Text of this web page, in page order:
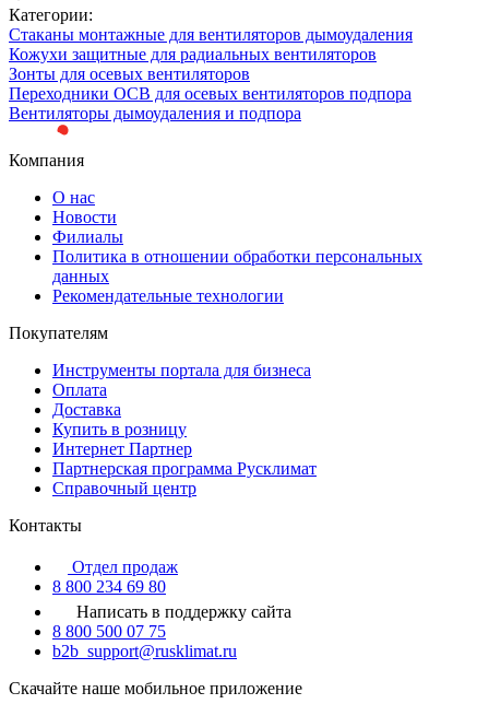
Категории:
Стаканы монтажные для вентиляторов дымоудаления
Кожухи защитные для радиальных вентиляторов
Зонты для осевых вентиляторов
Переходники ОСВ для осевых вентиляторов подпора
Вентиляторы дымоудаления и подпора
Компания
О нас
Новости
Филиалы
Политика в отношении обработки персональных
данных
Рекомендательные технологии
Покупателям
Инструменты портала для бизнеса
Оплата
Доставка
Купить в розницу
Интернет Партнер
Партнерская программа Русклимат
Справочный центр
Контакты
Отдел продаж
8 800 234 69 80
Написать в поддержку сайта
8 800 500 07 75
b2b_support@rusklimat.ru
Скачайте наше мобильное приложение